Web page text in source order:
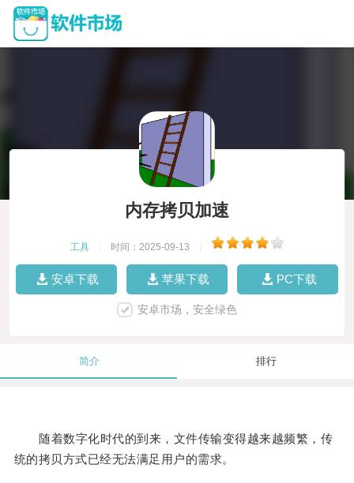
内存拷贝加速
工具 时间：2025-09-13
安卓下载 苹果下载 PC下载
安卓市场，安全绿色
简介 排行
随着数字化时代的到来，文件传输变得越来越频繁，传
统的拷贝方式已经无法满足用户的需求。